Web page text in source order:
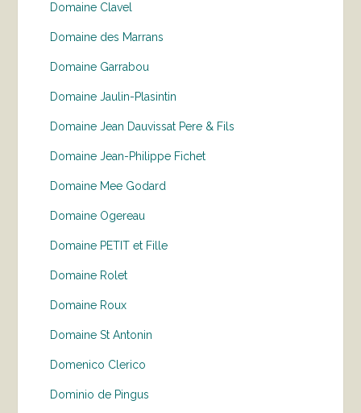
Domaine Clavel
Domaine des Marrans
Domaine Garrabou
Domaine Jaulin-Plasintin
Domaine Jean Dauvissat Pere & Fils
Domaine Jean-Philippe Fichet
Domaine Mee Godard
Domaine Ogereau
Domaine PETIT et Fille
Domaine Rolet
Domaine Roux
Domaine St Antonin
Domenico Clerico
Dominio de Pingus